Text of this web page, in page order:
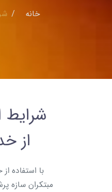
خانه
شرایط
از
با استفاده
مبتکران سازه